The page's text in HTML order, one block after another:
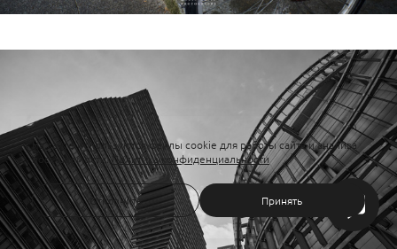
На сайте используются файлы cookie для работы сайта и анализа
посещаемости.Политика конфиденциальности
Отклонить Принять